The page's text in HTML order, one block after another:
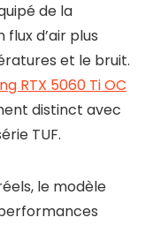
de la
d’air plus
et le bruit.
RTX 5060 Ti OC
distinct avec
TUF.
le modèle